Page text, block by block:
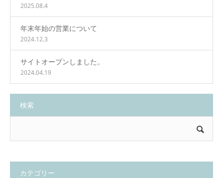
2025.08.4
年末年始の営業について
2024.12.3
サイトオープンしました。
2024.04.19
検索
カテゴリー